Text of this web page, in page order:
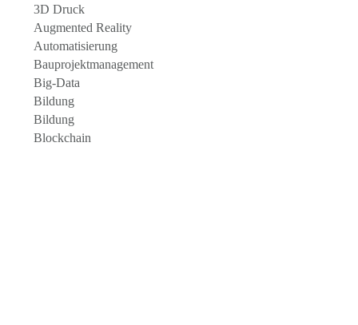
3D Druck
Augmented Reality
Automatisierung
Bauprojektmanagement
Big-Data
Bildung
Bildung
Blockchain